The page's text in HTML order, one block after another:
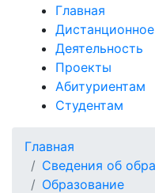
Главная
Деятельность
Проекты
Абитуриентам
Студентам
Главная
Сведения об
Образование